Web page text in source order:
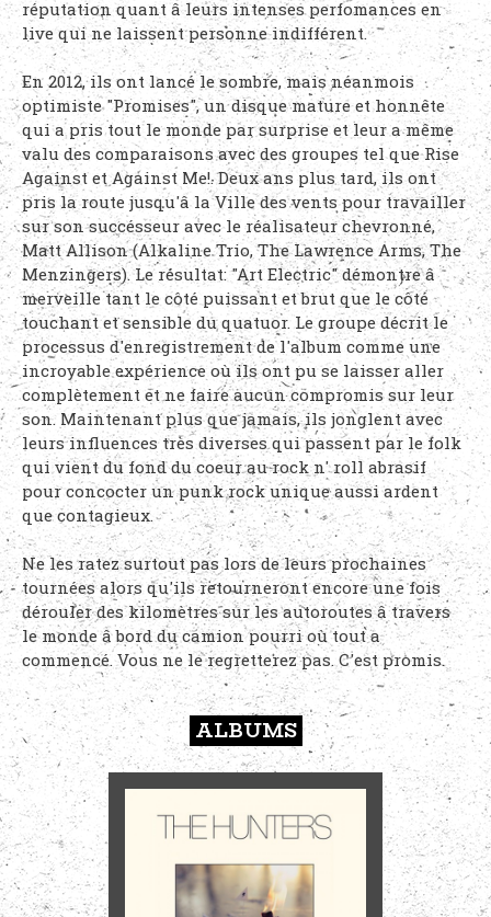
réputation quant â leurs intenses perfomances en
live qui ne laissent personne indifférent.
En 2012, ils ont lancé le sombre, mais néanmois
optimiste "Promises", un disque mature et honnête
qui a pris tout le monde par surprise et leur a même
valu des comparaisons avec des groupes tel que Rise
Against et Against Me!. Deux ans plus tard, ils ont
pris la route jusqu'â la Ville des vents pour travailler
sur son succésseur avec le réalisateur chevronné,
Matt Allison (Alkaline Trio, The Lawrence Arms, The
Menzingers). Le résultat: "Art Electric" démontre â
merveille tant le côté puissant et brut que le côté
touchant et sensible du quatuor. Le groupe décrit le
processus d'enregistrement de l'album comme une
incroyable expérience où ils ont pu se laisser aller
complètement et ne faire aucun compromis sur leur
son. Maintenant plus que jamais, ils jonglent avec
leurs influences très diverses qui passent par le folk
qui vient du fond du coeur au rock n' roll abrasif
pour concocter un punk rock unique aussi ardent
que contagieux.
Ne les ratez surtout pas lors de leurs prochaines
tournées alors qu'ils retourneront encore une fois
dérouler des kilomètres sur les autoroutes â travers
le monde â bord du camion pourri où tout a
commencé. Vous ne le regretterez pas. C'est promis.
ALBUMS